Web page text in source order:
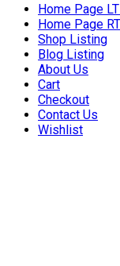
Home Page
Home Page
Shop Listing
Blog Listing
About Us
Cart
Checkout
Contact Us
Wishlist